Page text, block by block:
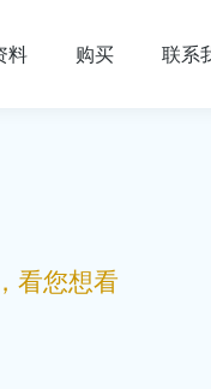
料 购买 联系
看您想看